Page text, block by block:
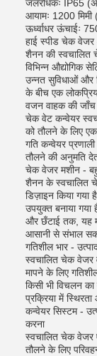
जलरोधकः IP65
आयामः 1200
ऊर्ध्वाधर ऊंचाईः
हाई स्पीड चेक
शैनन की
विभिन्न औद्योगिक
उन्नत सुविधाओं और
के बीच एक
वजन वाहक की जाँच
चेक वेट कन्वेयर
को तौलने के लिए
गति कन्वेयर
तौलने की अनुमति
चेक वेजर मशीन -
शैनन के स्वचालित
डिज़ाइन किया
उपयुक्त बनाया
और छँटाई तक, यह
आसानी से संभाल
गतिशील भार -
स्वचालित चेक वेजर
मापने के लिए
किसी भी विचलन
प्रक्रिया में
कन्वेयर सिस्टम -
करना
स्वचालित चेक वेजर
तौलने के लिए